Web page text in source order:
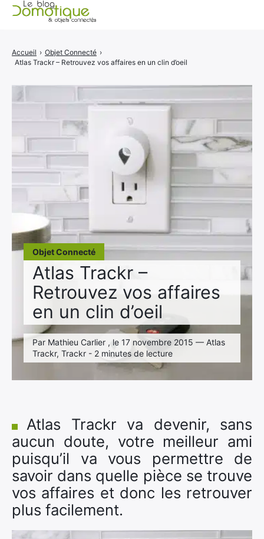
Objet Connecté
Atlas Trackr –
Retrouvez vos affaires
en un clin d’oeil
Par Mathieu Carlier , le 17 novembre 2015 — Atlas
Trackr, Trackr - 2 minutes de lecture
Accueil › Objet Connecté ›
Atlas Trackr – Retrouvez vos affaires en un clin d’oeil
Atlas Trackr va devenir, sans
aucun doute, votre meilleur ami
puisqu’il va vous permettre de
savoir dans quelle pièce se trouve
vos affaires et donc les retrouver
plus facilement.
Catégories